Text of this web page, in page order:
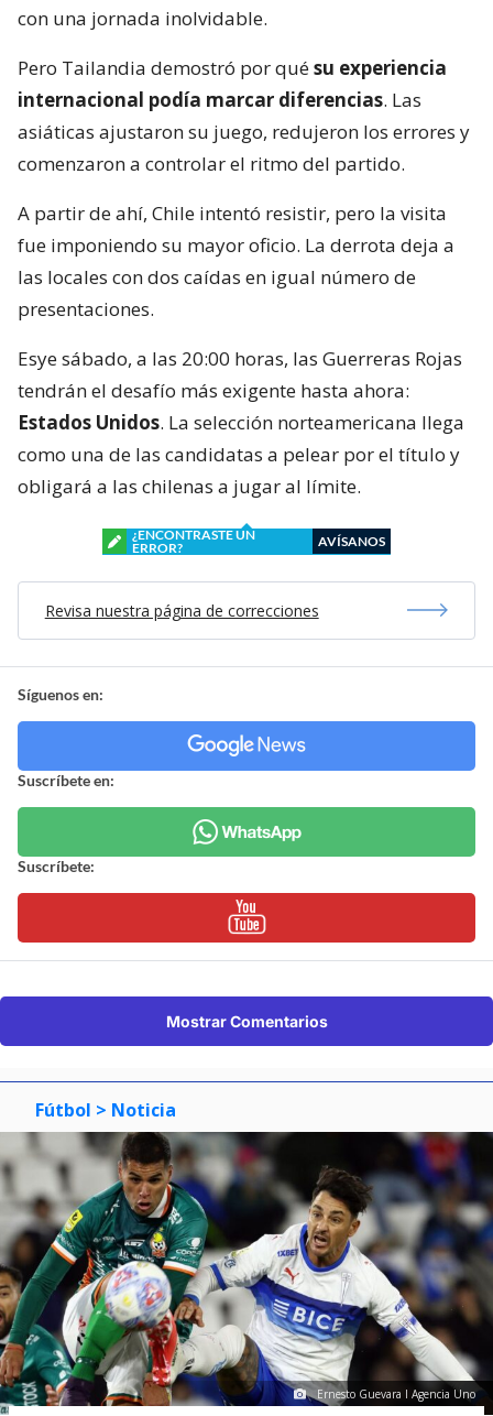
con una jornada inolvidable.
Pero Tailandia demostró por quésu experiencia
internacional podía marcar diferencias. Las
asiáticas ajustaron su juego, redujeron los errores y
comenzaron a controlar el ritmo del partido.
A partir de ahí, Chile intentó resistir, pero la visita
fue imponiendo su mayor oficio. La derrota deja a
las locales con dos caídas en igual número de
presentaciones.
Esye sábado, a las 20:00 horas, las Guerreras Rojas
tendrán el desafío más exigente hasta ahora:
Estados Unidos. La selección norteamericana llega
como una de las candidatas a pelear por el título y
obligará a las chilenas a jugar al límite.
¿ENCONTRASTE UN
ERROR?
AVÍSANOS
Revisa nuestra página de correcciones
Síguenos en:
Suscríbete en:
Suscríbete:
Mostrar Comentarios
Fútbol > Noticia
Ernesto Guevara I Agencia Uno